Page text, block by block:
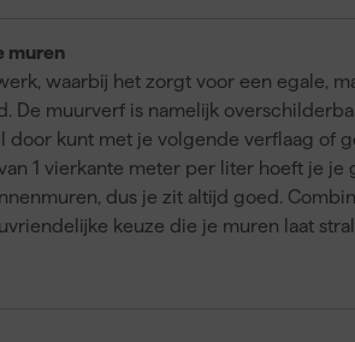
muren
waarbij het zorgt voor een egale,
De muurverf is namelijk
door kunt met je volgende verflaag of
1 vierkante meter per liter hoeft je je
dus je zit altijd goed.
keuze die je muren laat